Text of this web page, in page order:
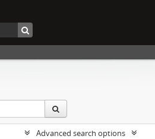
Advanced search options